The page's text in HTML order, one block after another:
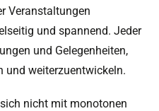
Veranstaltungen
und spannend. Jeder
und Gelegenheiten,
und weiterzuentwickeln.
nicht mit monotonen